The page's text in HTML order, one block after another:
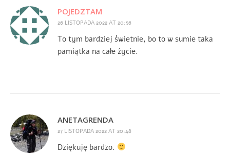
POJEDZTAM
26 LISTOPADA 2022 AT 20:56
To tym bardziej świetnie, bo to w sumie taka
pamiątka na całe życie.
ANETAGRENDA
27 LISTOPADA 2022 AT 20:48
Dziękuję bardzo.